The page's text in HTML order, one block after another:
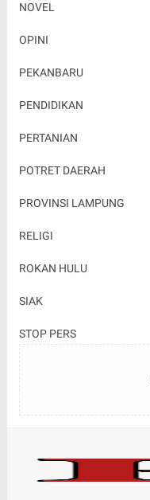
NOVEL
OPINI
PEKANBARU
PENDIDIKAN
PERTANIAN
POTRET DAERAH
PROVINSI LAMPUNG
RELIGI
ROKAN HULU
SIAK
STOP PERS